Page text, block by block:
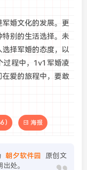
婚文化的发展。更
别的生活选择。未
择军婚的态度，以
过程中，1v1军婚凌
爱的旅程中，要敢
) 海报
朝夕软件园
原创文
处。